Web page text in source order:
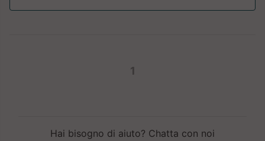
1
Hai bisogno di aiuto? Chatta con noi